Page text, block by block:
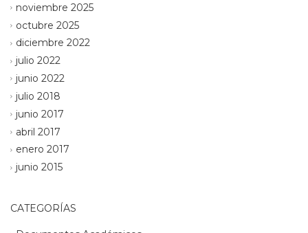
noviembre 2025
octubre 2025
diciembre 2022
julio 2022
junio 2022
julio 2018
junio 2017
abril 2017
enero 2017
junio 2015
CATEGORÍAS